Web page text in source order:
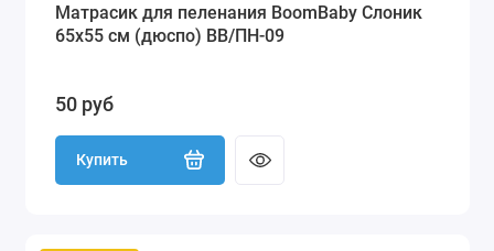
Матрасик для пеленания BoomBaby Слоник
65х55 см (дюспо) BB/ПН-09
50 руб
Купить